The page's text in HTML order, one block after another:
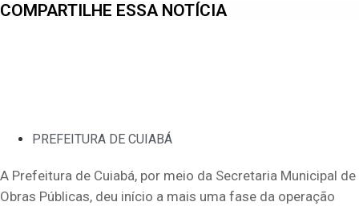
COMPARTILHE ESSA NOTÍCIA
PREFEITURA DE CUIABÁ
A Prefeitura de Cuiabá, por meio da Secretaria Municipal de
Obras Públicas, deu início a mais uma fase da operação